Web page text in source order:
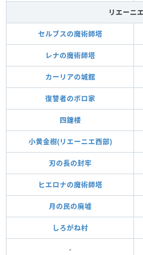
リエーニ
セルブスの魔術師塔
レナの魔術師塔
カーリアの城館
復讐者のボロ家
四鐘楼
小黄金樹(リエーニエ西部)
刃の長の封牢
ヒエロナの魔術師塔
月の民の廃墟
しろがね村
-